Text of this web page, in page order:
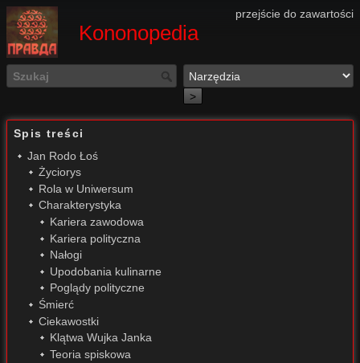
przejście do zawartości
Kononopedia
>
Spis treści
Jan Rodo Łoś
Życiorys
Rola w Uniwersum
Charakterystyka
Kariera zawodowa
Kariera polityczna
Nałogi
Upodobania kulinarne
Poglądy polityczne
Śmierć
Ciekawostki
Klątwa Wujka Janka
Teoria spiskowa